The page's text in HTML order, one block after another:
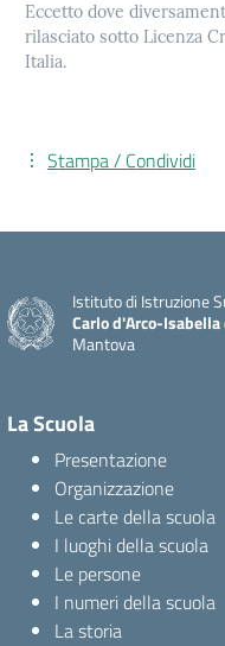
Eccetto dove
rilasciato sotto Licenza
Italia.
Stampa / Condividi
Istituto di Istruzione
Carlo d'Arco-
Mantova
La Scuola
Presentazione
Organizzazione
Le carte della scuola
I luoghi della scuola
Le persone
I numeri della scuola
La storia